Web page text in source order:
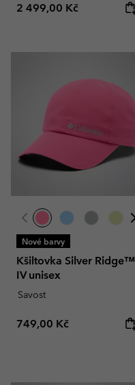
Regular price:
2 499,00 Kč
Nové barvy
Kšiltovka Silver Ridge™
IV unisex
Savost
Regular price:
749,00 Kč